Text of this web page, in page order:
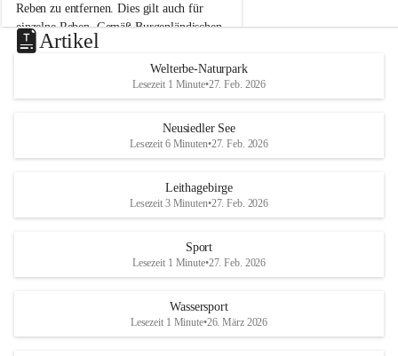
e
u
s
d
S
Reben zu entfernen. Dies gilt auch für
einzelne Reben. Gemäß Burgenländischen
Weinbaugesetz sind nicht gepflegte oder
unzulässige Weingärten zu roden! Bitte
helfen wir zusammen um unsere Winzer
vor den prognostizierten Ernteausfällen
und den daraus folgenden wirtschaftlichen
Maßnahmen zur Bekämpfung
Rebe und der Amerikanischen
Anhang VBl. EU Nr. 18
1 Seite•1,4 MB
u
e
d
r
S
Artikel
Welterbe-Naturpark
Lesezeit 1 Minute•27. Feb. 2026
Neusiedler See
Lesezeit 6 Minuten•27. Feb. 2026
Leithagebirge
Lesezeit 3 Minuten•27. Feb. 2026
Sport
Lesezeit 1 Minute•27. Feb. 2026
Wassersport
Lesezeit 1 Minute•26. März 2026